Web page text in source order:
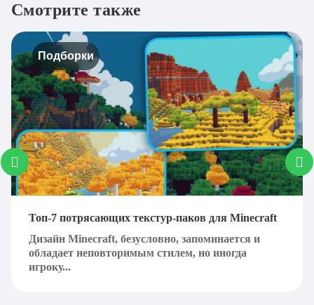
Смотрите также
Подборки
Топ-7 потрясающих текстур-паков для Minecraft
Дизайн Minecraft, безусловно, запоминается и
обладает неповторимым стилем, но иногда
игроку...